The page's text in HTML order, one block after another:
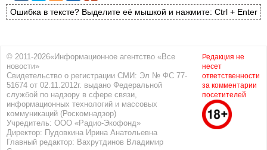
Ошибка в тексте? Выделите её мышкой и нажмите: Ctrl + Enter
© 2011-2026«Информационное агентство «Все
новости»
Свидетельство о регистрации СМИ: Эл № ФС 77-
51674 от 02.11.2012г. выдано Федеральной
службой по надзору в сфере связи,
информационных технологий и массовых
коммуникаций (Роскомнадзор)
Учредитель: ООО «Радио-Экофонд»
Директор: Пудовкина Ирина Анатольевна
Главный редактор: Вахрутдинов Владимир
Редакция не
несет
ответственности
за комментарии
посетителей